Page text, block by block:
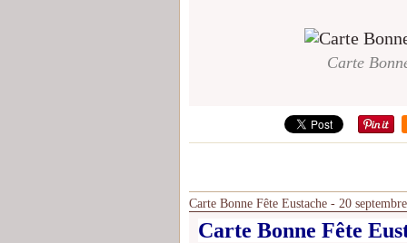
Carte
Carte Bonne Fête Eustache - 20 septembre
Carte Bonne Fête